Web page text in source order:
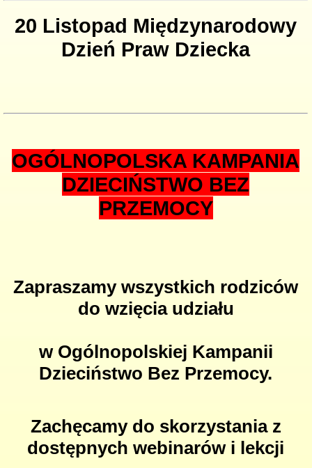
20 Listopad Międzynarodowy
Dzień Praw Dziecka
OGÓLNOPOLSKA KAMPANIA
DZIECIŃSTWO BEZ
PRZEMOCY
Zapraszamy wszystkich rodziców
do wzięcia udziału
w Ogólnopolskiej Kampanii
Dzieciństwo Bez Przemocy.
Zachęcamy do skorzystania z
dostępnych webinarów i lekcji